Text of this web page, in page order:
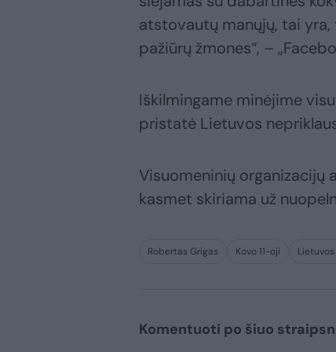
atstovautų manųjų, tai
pažiūrų žmones“, –
Iškilmingame minėjime
pristatė Lietuvos
Visuomeninių organizacijų
kasmet skiriama už
Robertas Grigas Kovo 11-oji
Komentuoti po šiuo